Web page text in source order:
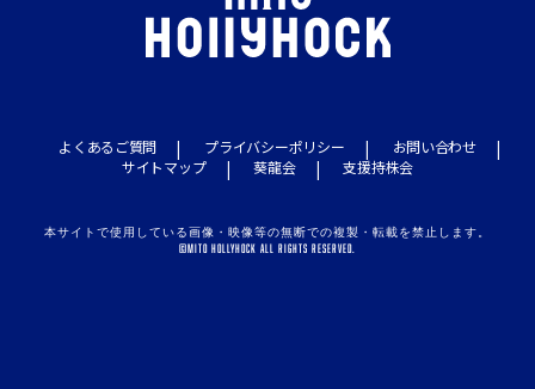
よくあるご質問 プライバシーポリシー
お問い合わせ
サイトマップ
葵龍会 支援持株会
本サイトで使用している画像・映像等の無断での複製・転載を禁止します。
©MITO HOLLYHOCK ALL RIGHTS RESERVED.